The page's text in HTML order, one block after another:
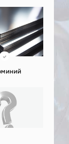
уличных
любой
на почту